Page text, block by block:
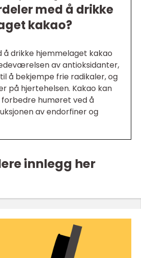
med å drikke
kakao?
å drikke hjemmelaget kakao
av antioksidanter,
å bekjempe frie radikaler, og
på hjertehelsen. Kakao kan
humøret ved å
av endorfiner og
innlegg her